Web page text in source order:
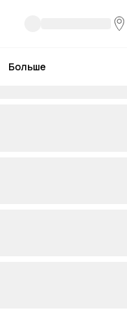
Больше